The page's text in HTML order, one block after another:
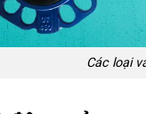
Các loại